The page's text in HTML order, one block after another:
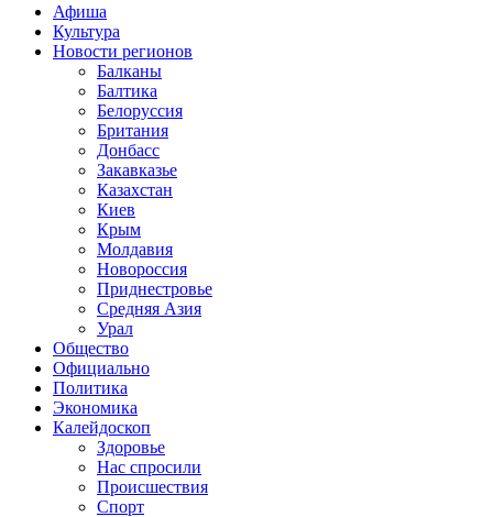
Афиша
Культура
Новости регионов
Балканы
Балтика
Белоруссия
Британия
Донбасс
Закавказье
Казахстан
Киев
Крым
Молдавия
Новороссия
Приднестровье
Средняя Азия
Урал
Общество
Официально
Политика
Экономика
Калейдоскоп
Здоровье
Нас спросили
Происшествия
Спорт